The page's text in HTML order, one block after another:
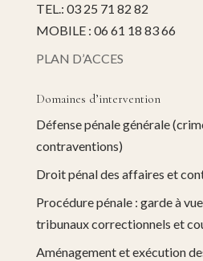
TEL.: 03 25 71 82 82
MOBILE : 06 61 18 83 66
PLAN D’ACCES
Domaines d’intervention
Défense pénale générale
contraventions)
Droit pénal des affaires et
Procédure pénale : garde à
tribunaux correctionnels et
Aménagement et exécution